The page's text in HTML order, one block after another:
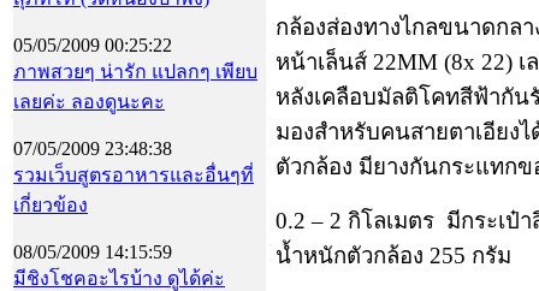
05/05/2009 00:25:22
ภาพสวยๆ น่ารัก แปลกๆ เพียบ
เลยค่ะ ลองดูนะคะ
07/05/2009 23:48:38
รวมเว็บสูตรอาหารและอื่นๆที่
เกี่ยวข้อง
08/05/2009 14:15:59
มีชิงโชคอะไรบ้าง ดูได้ค่ะ
กล้องส่องทางไกลขนาดกล
หน้าเล็นส์ 22MM (8x 22) เ
หลังเคลือบมัลติโคทสีฟ้ากัน
มองสำหรับคนสายตาเอียง
ตัวกล้อง มียางกันกระแทก
0.2 – 2 กิโลเมตร มีกระเป๋
น้ำหนักตัวกล้อง 255 กรัม